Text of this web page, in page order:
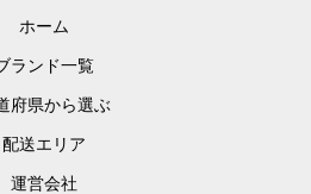
」「はねした」「三角
期待に応える豊富なラ
ホーム
ランド一覧
府県から選ぶ
配送エリア
運営会社